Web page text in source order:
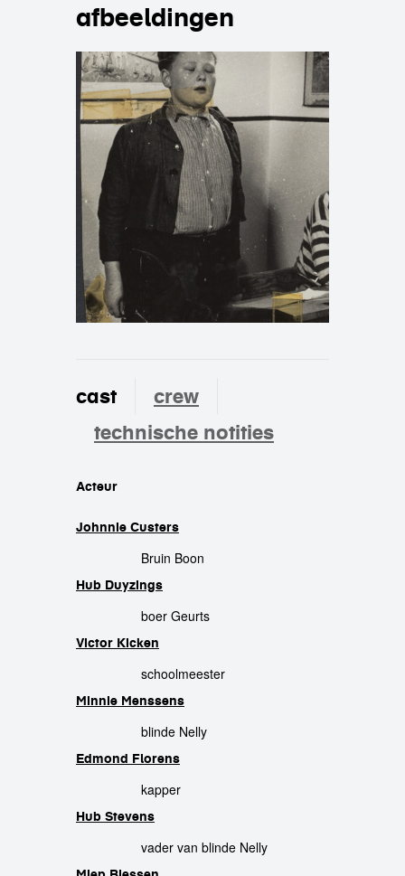
afbeeldingen
cast
crew
technische notities
cast
Acteur
Johnnie Custers
Bruin Boon
Hub Duyzings
boer Geurts
Victor Kicken
schoolmeester
Minnie Menssens
blinde Nelly
Edmond Florens
kapper
Hub Stevens
vader van blinde Nelly